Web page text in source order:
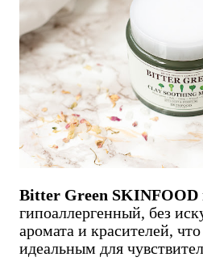
Bitter Green SKINFOOD
гипоаллергенный, без
аромата и красителей, что
идеальным для